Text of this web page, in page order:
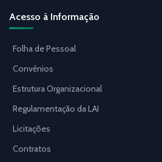
Acesso à Informação
Folha de Pessoal
Convênios
Estrutura Organizacional
Regulamentação da LAI
Licitações
Contratos